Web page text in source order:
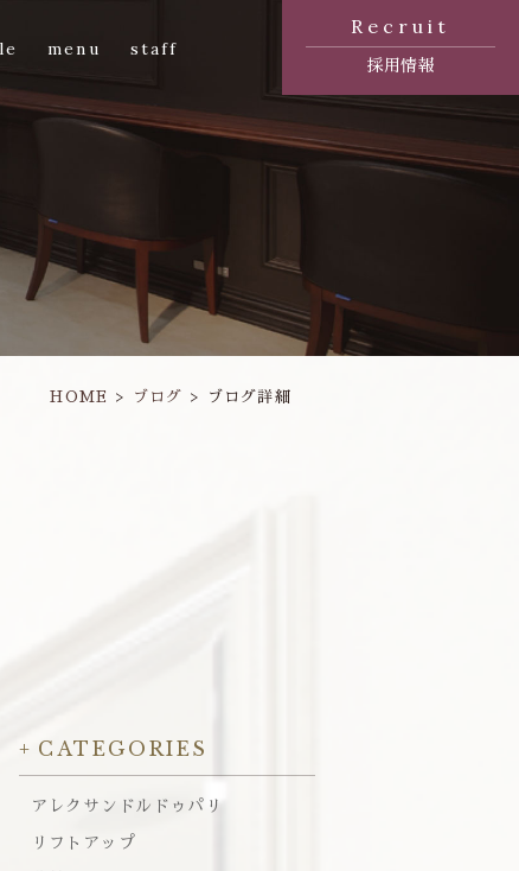
menu staff
Recruit
採用情報
HOME ブログ ブログ詳細
CATEGORIES
アレクサンドルドゥパリ
リフトアップ